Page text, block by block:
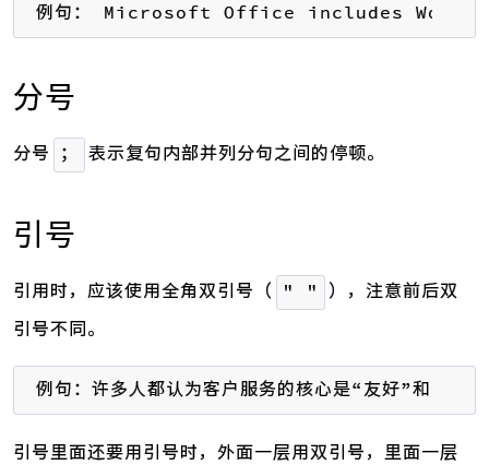
例句： Microsoft Office includes
分号
分号 ； 表示复句内部并列分句之间的停顿。
引号
引用时，应该使用全角双引号（ " " ），注意前后双
引号不同。
例句：许多人都认为客户服务的核心是“友好”和“专业
引号里面还要用引号时，外面一层用双引号，里面一层